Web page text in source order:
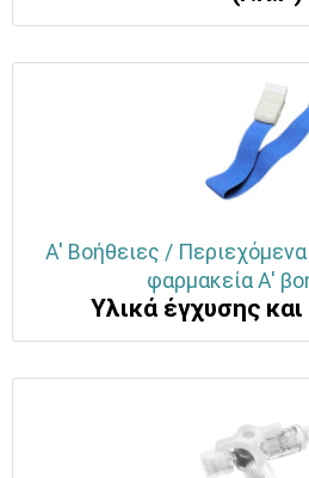
Α' Βοήθειες / Περιεχόμενα
φαρμακεία Α'
Yλικά έγχυσης